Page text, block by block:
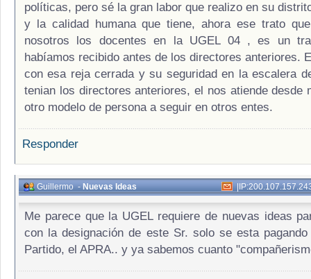
políticas, pero sé la gran labor que realizo en su
y la calidad humana que tiene, ahora ese trato
nosotros los docentes en la UGEL 04 , es un
habíamos recibido antes de los directores anteriores.
con esa reja cerrada y su seguridad en la escalera
tenian los directores anteriores, el nos atiende desde
otro modelo de persona a seguir en otros entes.
Responder
Guillermo-Nuevas Ideas |
Me parece que la UGEL requiere de nuevas ideas
con la designación de este Sr. solo se esta
Partido, el APRA.. y ya sabemos cuanto